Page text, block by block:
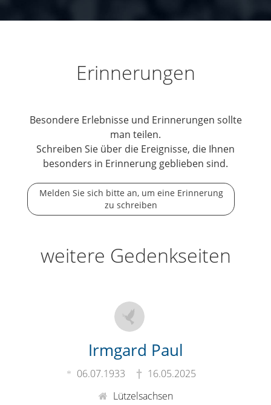
Erinnerungen
Besondere Erlebnisse und Erinnerungen sollte
man teilen.
Schreiben Sie über die Ereignisse, die Ihnen
besonders in Erinnerung geblieben sind.
Melden Sie sich bitte an, um eine Erinnerung
zu schreiben
weitere Gedenkseiten
Irmgard Paul
06.07.1933
16.05.2025
Lützelsachsen